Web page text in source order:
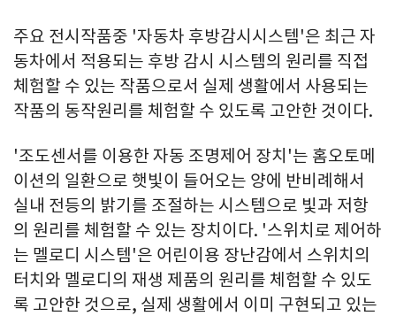
주요 전시작품중 '자동차 후방감시시스템'은 최근 자
동차에서 적용되는 후방 감시 시스템의 원리를 직접
체험할 수 있는 작품으로서 실제 생활에서 사용되는
작품의 동작원리를 체험할 수 있도록 고안한 것이다.
'조도센서를 이용한 자동 조명제어 장치'는 홈오토메
이션의 일환으로 햇빛이 들어오는 양에 반비례해서
실내 전등의 밝기를 조절하는 시스템으로 빛과 저항
의 원리를 체험할 수 있는 장치이다. '스위치로 제어하
는 멜로디 시스템'은 어린이용 장난감에서 스위치의
터치와 멜로디의 재생 제품의 원리를 체험할 수 있도
록 고안한 것으로, 실제 생활에서 이미 구현되고 있는